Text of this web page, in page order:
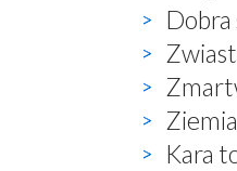
Kara